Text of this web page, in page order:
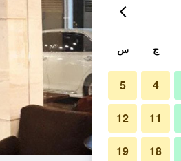
ج س
4
5
11
12
18
19